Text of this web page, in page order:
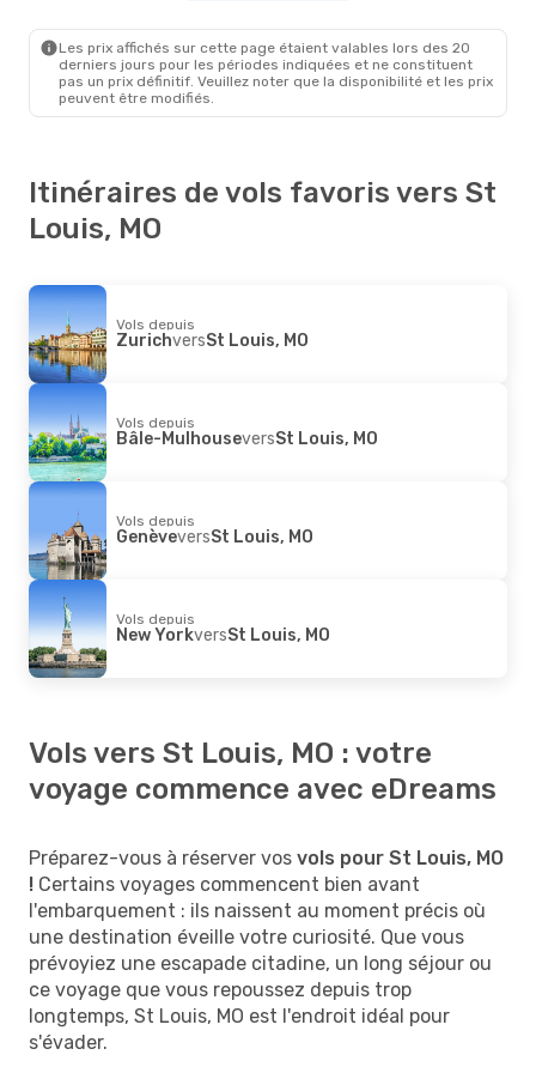
- St Louis, MO
Les prix affichés sur cette page étaient valables lors des 20
derniers jours pour les périodes indiquées et ne constituent
pas un prix définitif. Veuillez noter que la disponibilité et les prix
peuvent être modifiés.
Itinéraires de vols favoris vers St
Louis, MO
Vols depuis
ZurichversSt Louis, MO
Vols depuis
Bâle-MulhouseversSt Louis, MO
Vols depuis
GenèveversSt Louis, MO
Vols depuis
New YorkversSt Louis, MO
Vols vers St Louis, MO : votre
voyage commence avec eDreams
Préparez-vous à réserver vos vols pour St Louis, MO
! Certains voyages commencent bien avant
l'embarquement : ils naissent au moment précis où
une destination éveille votre curiosité. Que vous
prévoyiez une escapade citadine, un long séjour ou
ce voyage que vous repoussez depuis trop
longtemps, St Louis, MO est l'endroit idéal pour
s'évader.